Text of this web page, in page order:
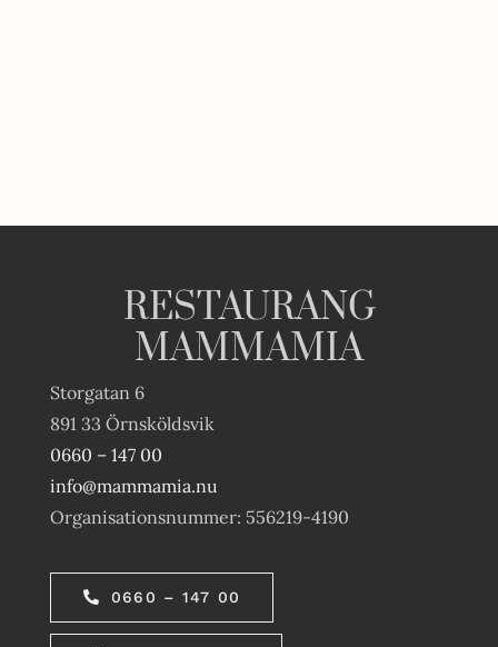
RESTAURANG
MAMMAMIA
Storgatan 6
891 33 Örnsköldsvik
0660 – 147 00
info@mammamia.nu
Organisationsnummer: 556219-4190
0660 – 147 00